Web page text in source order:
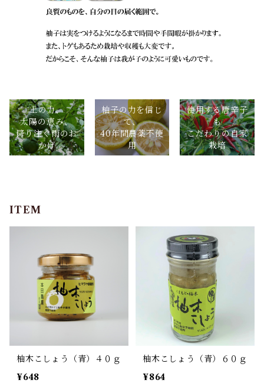
土の力、
太陽の恵み、
降り注ぐ雨のお
かげ
柚子の力を信じ
て、
40年間農薬不使
用
使用する唐辛子
も
こだわりの自家
栽培
ITEM
柚木こしょう（青）４０ｇ
¥648
柚木こしょう（青）６０ｇ
¥864